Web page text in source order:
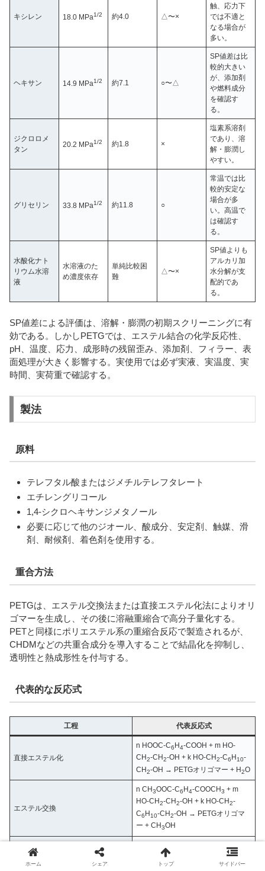
キシレン 18.0 MPa1/2 約4.0 △〜×
触、応力下
では不適と
なる場合が
多い。
ヘキサン 14.9 MPa1/2 約7.1 ○〜△
SP値差は比
較的大きい
が、添加剤
や燃料成分
を確認す
る。
ジクロロメ
タン
20.2 MPa1/2 約1.8 ×
塩素系溶剤
であり、溶
解・膨潤し
やすい。
グリセリン 33.8 MPa1/2 約11.8 ○
常温では比
較的安定な
場合が多
い。高温で
は確認す
る。
水酸化ナト
リウム水溶
液
水溶液のた
め濃度依存
単純比較困
難
△〜×
SP値よりも
アルカリ加
水分解が支
配的であ
る。
SP値差による評価は、溶解・膨潤の初期スクリーニングに有
効である。しかしPETGでは、エステル結合の化学反応性、
pH、温度、応力、成形時の残留歪み、添加剤、フィラー、表
面処理が大きく影響する。実使用では必ず実液、実温度、実
時間、実荷重で確認する。
製法
原料
テレフタル酸またはジメチルテレフタレート
エチレングリコール
1,4-シクロヘキサンジメタノール
必要に応じて他のジオール、酸成分、安定剤、触媒、滑
剤、耐候剤、着色剤を使用する。
重合方法
PETGは、エステル交換法または直接エステル化法によりオリ
ゴマーを生成し、その後に溶融重縮合で高分子量化する。
PETと同様にポリエステル系の重縮合反応で製造されるが、
CHDMなどの共重合成分を導入することで結晶化を抑制し、
透明性と熱成形性を付与する。
代表的な反応式
工程 代表反応式
直接エステル化
n HOOC-C6 H4-COOH + m HO-
CH2-CH2-OH + k HO-CH2-C6 H10-
CH2-OH → PETGオリゴマー + H2O
エステル交換
n CH3OOC-C6 H4-COOCH3 + m
HO-CH2-CH2-OH + k HO-CH2-
C6H10-CH2-OH → PETGオリゴマ
ー + CH3OH
重縮合
PETGオリゴマー → [-O-R-O-CO-
-CO-]
ホーム シェア トップ サイドバー